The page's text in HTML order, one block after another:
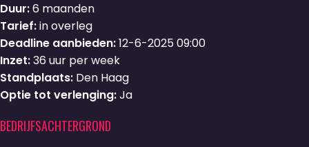
Duur:6 maanden
Tarief:in overleg
Deadline aanbieden:12-6-2025 09:00
Inzet:36 uur per week
Standplaats: Den Haag
Optie tot verlenging:Ja
BEDRIJFSACHTERGROND